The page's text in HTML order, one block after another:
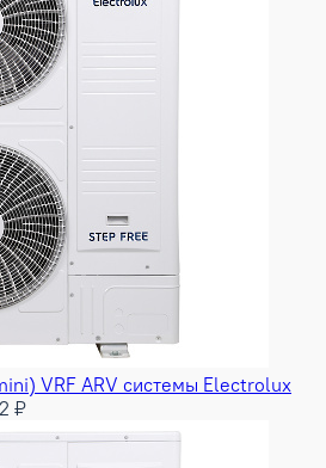
VRF ARV системы Electrolux
₽